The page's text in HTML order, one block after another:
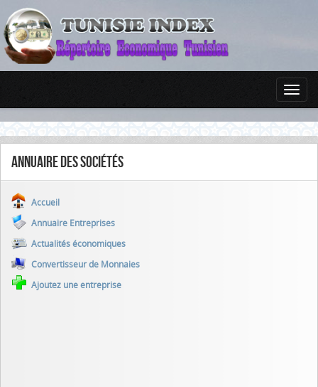
Annuaire des sociétés
Accueil
Annuaire Entreprises
Actualités économiques
Convertisseur de Monnaies
Ajoutez une entreprise